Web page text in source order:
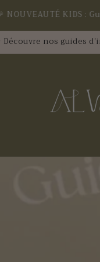
La saison des OMRA
Essentials -
Découvre nos guides